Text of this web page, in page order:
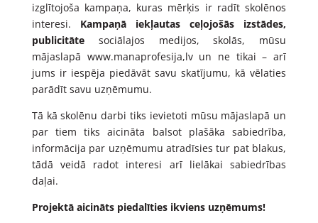
izglītojoša kampaņa, kuras mērķis ir radīt skolēnos
interesi. Kampaņā iekļautas ceļojošās izstādes,
publicitāte sociālajos medijos, skolās, mūsu
mājaslapā www.manaprofesija,lvun ne tikai – arī
jums ir iespēja piedāvāt savu skatījumu, kā vēlaties
parādīt savu uzņēmumu.
Tā kā skolēnu darbi tiks ievietoti mūsu mājaslapā un
par tiem tiks aicināta balsot plašāka sabiedrība,
informācija par uzņēmumu atradīsies tur pat blakus,
tādā veidā radot interesi arī lielākai sabiedrības
daļai.
Projektā aicināts piedalīties ikviens uzņēmums!